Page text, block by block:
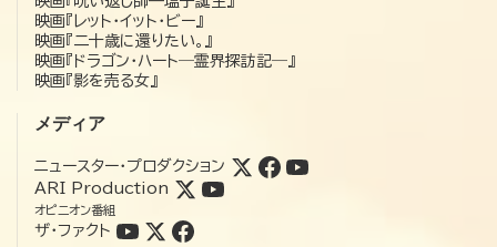
映画『レット・イット・ビー』
映画『二十歳に還りたい。』
映画『ドラゴン・ハート―霊界探訪記―』
映画『影を売る女』
メディア
ニュースター・プロダクション
ARI Production
オピニオン番組
ザ・ファクト